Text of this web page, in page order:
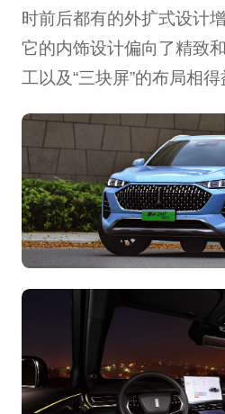
时前后都有的外扩式设计
它的内饰设计偏向了精致
工以及“三块屏”的布局相得